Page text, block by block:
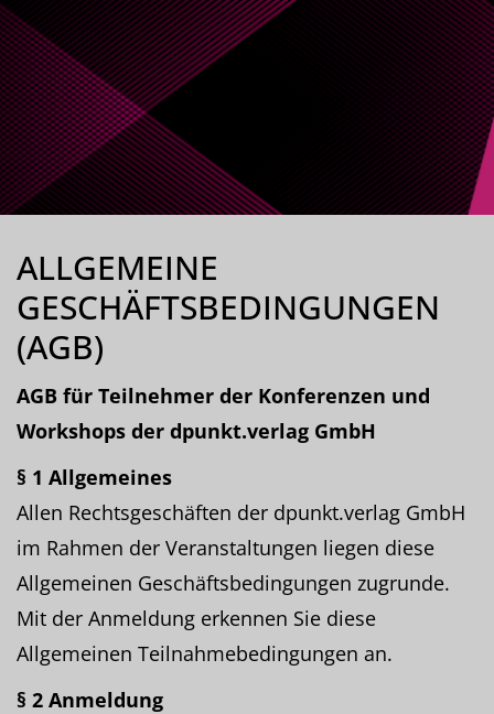
ALLGEMEINE
GESCHÄFTSBEDINGUNGEN
(AGB)
AGB für Teilnehmer der Konferenzen und
Workshops der dpunkt.verlag GmbH
§ 1 Allgemeines
Allen Rechtsgeschäften der dpunkt.verlag GmbH
im Rahmen der Veranstaltungen liegen diese
Allgemeinen Geschäftsbedingungen zugrunde.
Mit der Anmeldung erkennen Sie diese
Allgemeinen Teilnahmebedingungen an.
§ 2 Anmeldung